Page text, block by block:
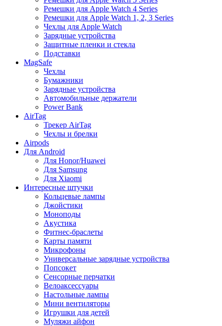
Ремешки для Apple Watch 4 Series
Ремешки для Apple Watch 1, 2, 3 Series
Чехлы для Apple Watch
Зарядные устройства
Защитные пленки и стекла
Подставки
MagSafe
Чехлы
Бумажники
Зарядные устройства
Автомобильные держатели
Power Bank
AirTag
Трекер AirTag
Чехлы и брелки
Airpods
Для Android
Для Honor/Huawei
Для Samsung
Для Xiaomi
Интересные штучки
Кольцевые лампы
Джойстики
Моноподы
Акустика
Фитнес-браслеты
Карты памяти
Микрофоны
Универсальные зарядные устройства
Попсокет
Сенсорные перчатки
Велоаксессуары
Настольные лампы
Мини вентиляторы
Игрушки для детей
Муляжи айфон